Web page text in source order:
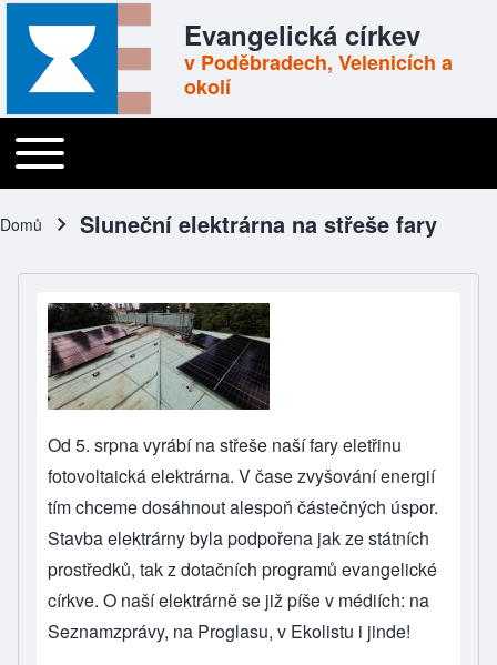
Evangelická církev
v Poděbradech, Velenicích a
okolí
Main navigation
Toggle main menu
Domů Sluneční elektrárna na střeše fary
Od 5. srpna vyrábí na střeše naší fary eletřinu
fotovoltaická elektrárna. V čase zvyšování energií
tím chceme dosáhnout alespoň částečných úspor.
Stavba elektrárny byla podpořena jak ze státních
prostředků, tak z dotačních programů evangelické
církve. O naší elektrárně se již píše v médiích: na
Seznamzprávy, na Proglasu, v Ekolistu i jinde!